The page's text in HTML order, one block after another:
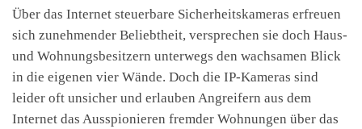
Über das Internet steuerbare Sicherheitskameras erfreuen
sich zunehmender Beliebtheit, versprechen sie doch Haus-
und Wohnungsbesitzern unterwegs den wachsamen Blick
in die eigenen vier Wände. Doch die IP-Kameras sind
leider oft unsicher und erlauben Angreifern aus dem
Internet das Ausspionieren fremder Wohnungen über das